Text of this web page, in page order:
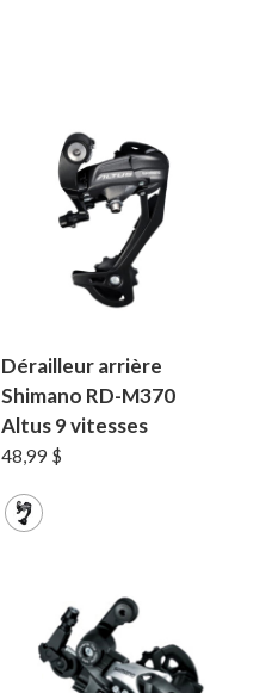
Dérailleur arrière
Shimano RD-M370
Altus 9 vitesses
48,99 $